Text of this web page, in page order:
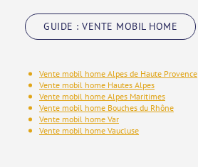
GUIDE : VENTE MOBIL HOME
Vente mobil home Alpes de Haute Provence
Vente mobil home Hautes Alpes
Vente mobil home Alpes Maritimes
Vente mobil home Bouches du Rhône
Vente mobil home Var
Vente mobil home Vaucluse